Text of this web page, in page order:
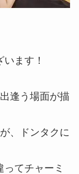
ます！
逢う場面が描
、ドンタクに
てチャーミ